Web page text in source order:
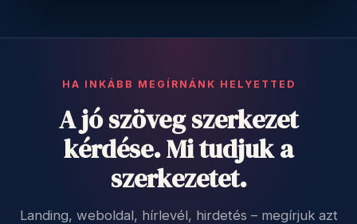
HA INKÁBB MEGÍRNÁNK HELYETTED
A jó szöveg szerkezet
kérdése. Mi tudjuk a
szerkezetet.
Landing, weboldal, hírlevél, hirdetés – megírjuk azt